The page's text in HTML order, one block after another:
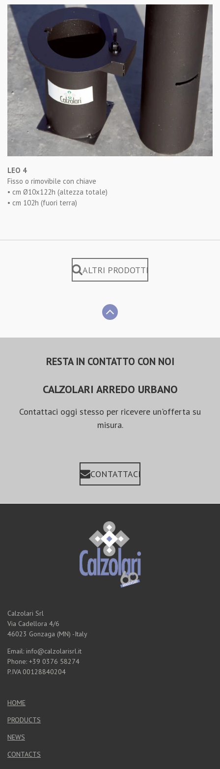
LEO 4
Fisso o rimovibile con chiave
• cm Ø10x122h (altezza totale)
• cm 102h (fuori terra)
ALTRI PRODOTTI
RESTA IN CONTATTO CON NOI
CALZOLARI ARREDO URBANO
Contattaci oggi stesso per ricevere un'offerta su
misura.
CONTATTACI
Calzolari Srl
Via Cadellora 4/6
46023 Gonzaga (MN) -Italy
Email: info@calzolarisrl.it
Phone: +39 0376 58274
P.IVA 00128840204
HOME
PRODUCTS
NEWS
CONTACTS